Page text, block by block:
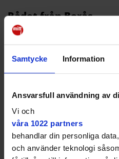
Samtycke Information
Ansvarsfull användning av
Vi och
våra 1022 partners
behandlar din personliga
och använder teknologi
Rådet från Borås
Så hur ser Borås stad i dag
konstaterar marknads-
Katja Sjöblom.